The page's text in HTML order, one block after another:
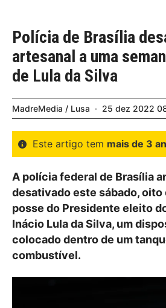
Polícia de Brasília
artesanal a uma
de Lula da Silva
MadreMedia / Lusa 25 dez 2022
Este artigo tem mais de 3
A polícia federal de Brasília
desativado este sábado, oito
posse do Presidente eleito
Inácio Lula da Silva, um
colocado dentro de um
combustível.